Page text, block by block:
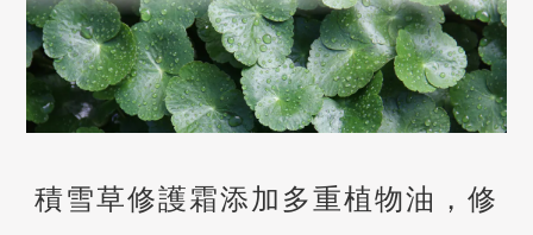
積雪草修護霜添加多重植物油，修